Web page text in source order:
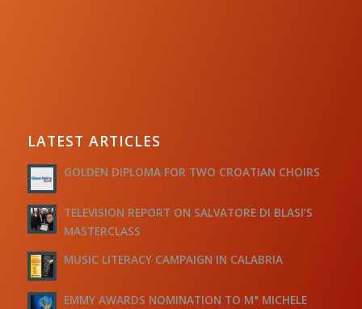
LATEST ARTICLES
GOLDEN DIPLOMA FOR TWO CROATIAN CHOIRS
TELEVISION REPORT ON SALVATORE DI BLASI’S
MASTERCLASS
MUSIC LITERACY CAMPAIGN IN CALABRIA
EMMY AWARDS NOMINATION TO M° MICHELE